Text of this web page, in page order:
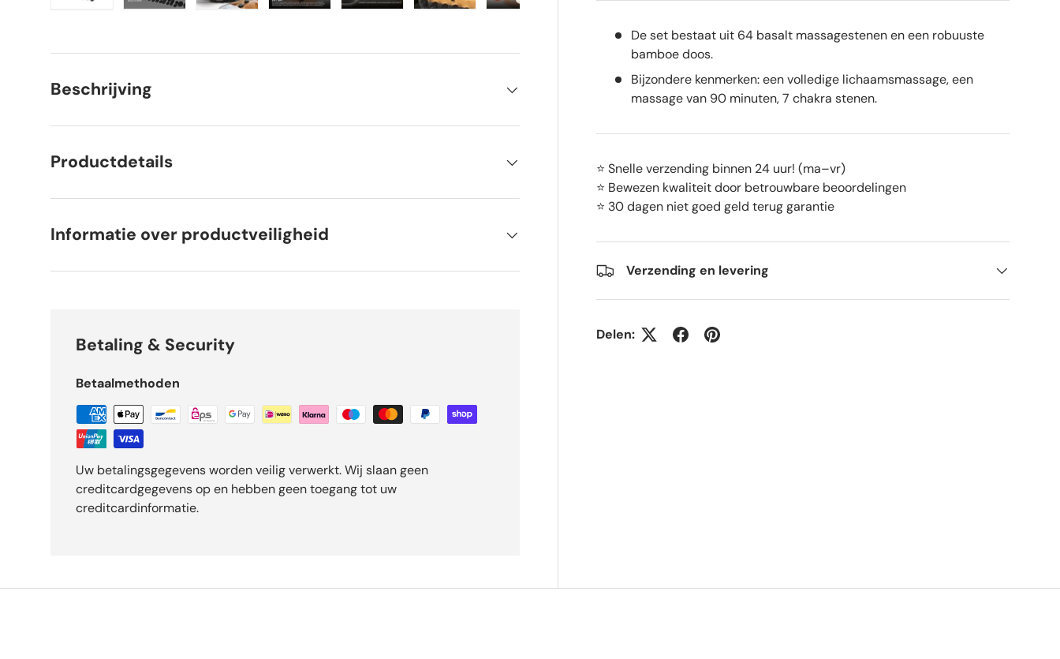
De set bestaat uit 64 basalt massagestenen en een robuuste
bamboe doos.
Bijzondere kenmerken: een volledige lichaamsmassage, een
massage van 90 minuten, 7 chakra stenen.
⭐ Snelle verzending binnen 24 uur! (ma–vr)
⭐ Bewezen kwaliteit door betrouwbare beoordelingen
⭐ 30 dagen niet goed geld terug garantie
Verzending en levering
Delen:
Beschrijving
Productdetails
Informatie over productveiligheid
Betaling & Security
Betaalmethoden
Uw betalingsgegevens worden veilig verwerkt. Wij slaan geen
creditcardgegevens op en hebben geen toegang tot uw
creditcardinformatie.